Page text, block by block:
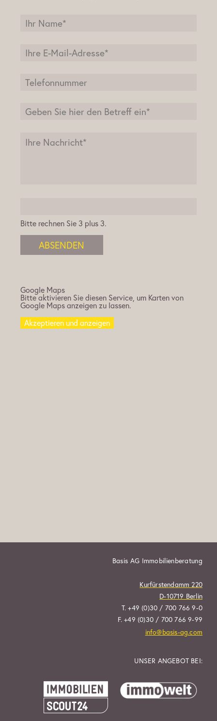
Bitte rechnen Sie 3 plus 3.
ABSENDEN
Google Maps
Bitte aktivieren Sie diesen Service, um Karten von
Google Maps anzeigen zu lassen.
Akzeptieren und anzeigen
Basis AG Immobilienberatung
Kurfürstendamm 220
D-10719 Berlin
T. +49 (0)30 / 700 766 9-0
F. +49 (0)30 / 700 766 9-99
info@basis-ag.com
UNSER ANGEBOT BEI: